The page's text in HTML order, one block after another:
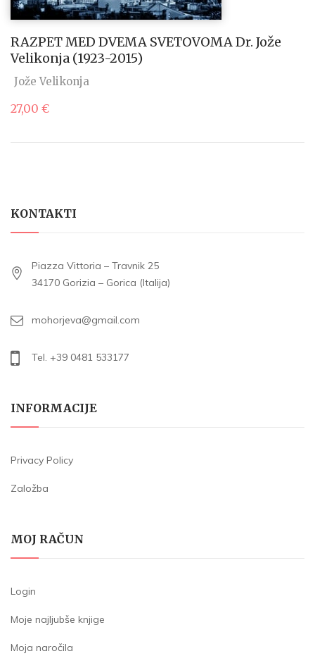
RAZPET MED DVEMA SVETOVOMA Dr. Jože
Velikonja (1923-2015)
Jože Velikonja
27,00 €
KONTAKTI
Piazza Vittoria – Travnik 25
34170 Gorizia – Gorica (Italija)
mohorjeva@gmail.com
Tel. +39 0481 533177
INFORMACIJE
Privacy Policy
Založba
MOJ RAČUN
Login
Moje najljubše knjige
Moja naročila